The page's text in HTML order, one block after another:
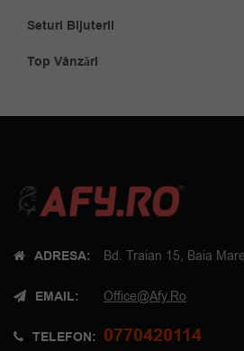
Seturi Bijuterii
Top Vânzări
ADRESA: Bd. Traian 15, Baia
EMAIL: Office@afy.ro
TELEFON: 0770420114